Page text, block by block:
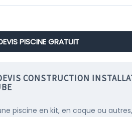
PISCINE GRATUIT
CONSTRUCTION
piscine en kit, en coque ou